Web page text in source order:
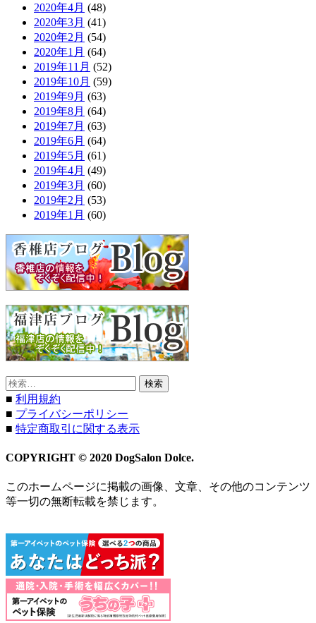
2020年4月 (48)
2020年3月 (41)
2020年2月 (54)
2020年1月 (64)
2019年11月 (52)
2019年10月 (59)
2019年9月 (63)
2019年8月 (64)
2019年7月 (63)
2019年6月 (64)
2019年5月 (61)
2019年4月 (49)
2019年3月 (60)
2019年2月 (53)
2019年1月 (60)
検
索:
■ 利用規約
■ プライバシーポリシー
■ 特定商取引に関する表示
COPYRIGHT © 2020 DogSalon Dolce.
このホームページに掲載の画像、文章、その他のコンテンツ
等一切の無断転載を禁じます。